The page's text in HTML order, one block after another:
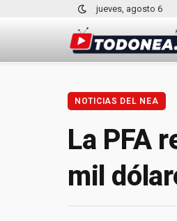
jueves, agosto 6
NOTICIAS DEL NEA
La PFA
mil